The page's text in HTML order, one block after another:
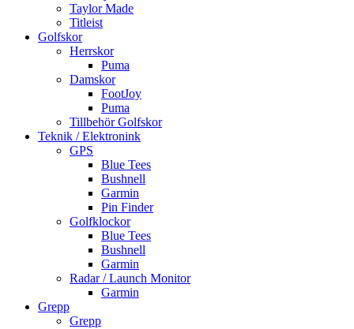
Taylor Made
Titleist
Golfskor
Herrskor
Puma
Damskor
FootJoy
Puma
Tillbehör Golfskor
Teknik / Elektronink
GPS
Blue Tees
Bushnell
Garmin
Pin Finder
Golfklockor
Blue Tees
Bushnell
Garmin
Radar / Launch Monitor
Garmin
Grepp
Grepp